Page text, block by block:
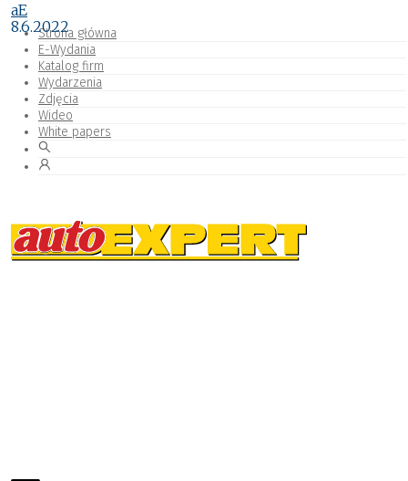
Strona główna
E-Wydania
Katalog firm
Wydarzenia
Zdjęcia
Wideo
White papers
aE
8.6.2022